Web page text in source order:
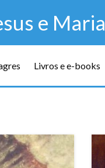
e Maria
Livros e e-books